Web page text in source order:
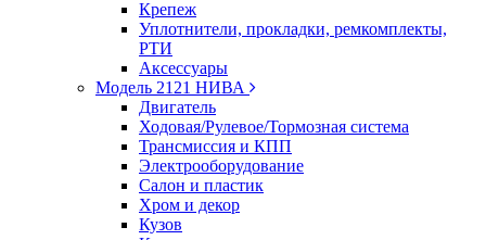
Крепеж
Уплотнители, прокладки, ремкомплекты,
РТИ
Аксессуары
Модель 2121 НИВА
Двигатель
Ходовая/Рулевое/Тормозная система
Трансмиссия и КПП
Электрооборудование
Салон и пластик
Хром и декор
Кузов